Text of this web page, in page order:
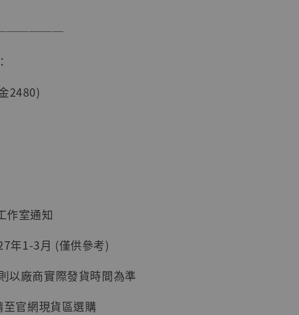
】海賊王
像 布魯
加購優惠【讓子彈飛 鵝城縣長 張麻子 [BK01]】
2480)
作室通知
年1-3月 (僅供參考)
以廠商實際發貨時間為準
官網現貨區選購